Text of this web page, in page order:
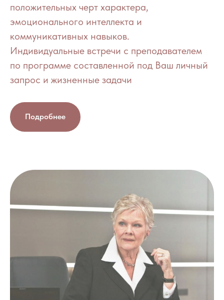
положительных черт характера,
эмоционального интеллекта и
коммуникативных навыков.
Индивидуальные встречи с преподавателем
по программе составленной под Ваш личный
запрос и жизненные задачи
Подробнее